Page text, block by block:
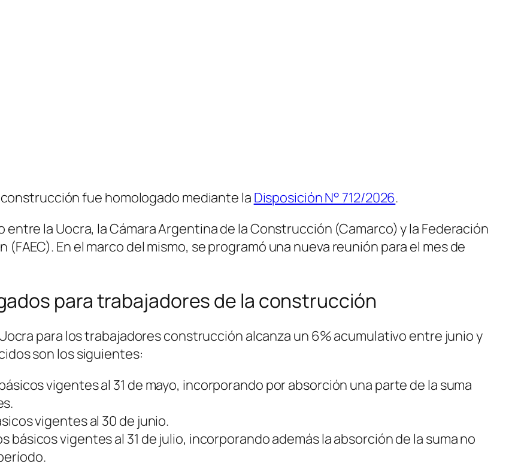
fue homologado mediante la Disposición N° 712/2026.
la Uocra, la Cámara Argentina de la Construcción (Camarco) y la Federación
En el marco del mismo, se programó una nueva reunión para el mes de
para trabajadores de la construcción
para los trabajadores construcción alcanza un 6% acumulativo entre junio y
son los siguientes:
vigentes al 31 de mayo, incorporando por absorción una parte de la suma
vigentes al 30 de junio.
básicos vigentes al 31 de julio, incorporando además la absorción de la suma no